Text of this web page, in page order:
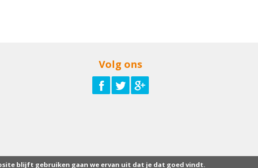
Volg ons
blijft gebruiken gaan we ervan uit dat je dat goed vindt.